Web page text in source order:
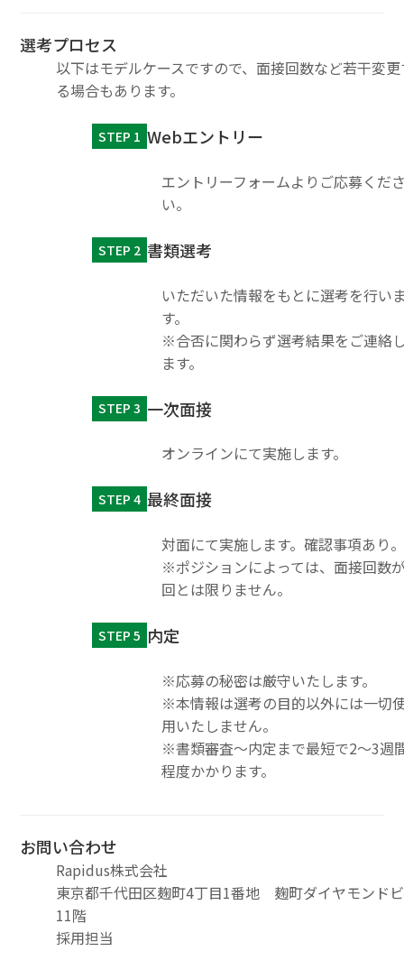
選考プロセス
以下はモデルケースですので、面接回数など若干変
る場合もあります。
STEP 1 Webエントリー
エントリーフォームよりご応募くだ
い。
STEP 2 書類選考
いただいた情報をもとに選考を行い
す。
※合否に関わらず選考結果をご連絡
ます。
STEP 3 一次面接
オンラインにて実施します。
STEP 4 最終面接
対面にて実施します。確認事項あり
※ポジションによっては、面接回数
回とは限りません。
STEP 5 内定
※応募の秘密は厳守いたします。
※本情報は選考の目的以外には一切
用いたしません。
※書類審査～内定まで最短で2～3週
程度かかります。
お問い合わせ
Rapidus株式会社
東京都千代田区麹町4丁目1番地 麹町ダイヤモンド
11階
採用担当